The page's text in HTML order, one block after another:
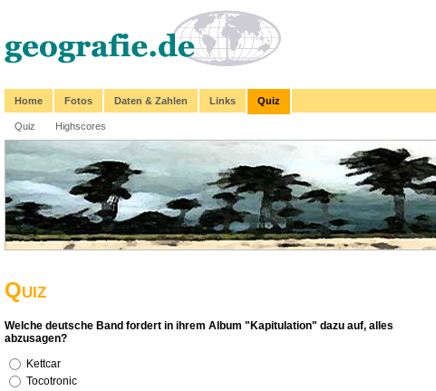
Home Fotos Daten & Zahlen Links Quiz
Quiz Highscores
Quiz
Welche deutsche Band fordert in ihrem Album "Kapitulation" dazu auf, alles
abzusagen?
Kettcar
Tocotronic